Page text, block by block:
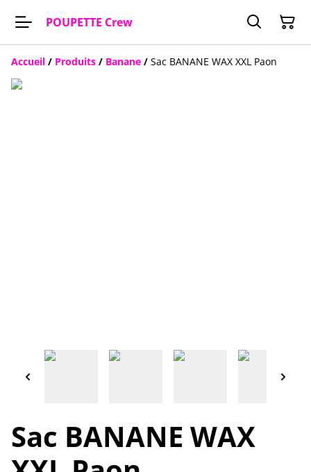
POUPETTE Crew
Accueil / Produits / Banane / Sac BANANE WAX XXL Paon
Sac BANANE WAX